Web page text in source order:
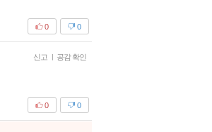
0
0
신고 | 공감 확인
0
0